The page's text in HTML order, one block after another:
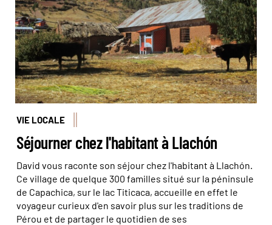
VIE LOCALE
Séjourner chez l'habitant à Llachón
David vous raconte son séjour chez l'habitant à Llachón.
Ce village de quelque 300 familles situé sur la péninsule
de Capachica, sur le lac Titicaca, accueille en effet le
voyageur curieux d'en savoir plus sur les traditions de
Pérou et de partager le quotidien de ses